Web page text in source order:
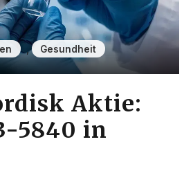
, Gesundheit
Aktie:
5840 in